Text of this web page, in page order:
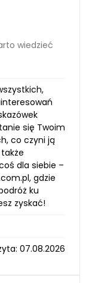
wiedzieć
się Twoim
co czyni ją
dla siebie –
gdzie
ku
zyskać!
07.08.2026